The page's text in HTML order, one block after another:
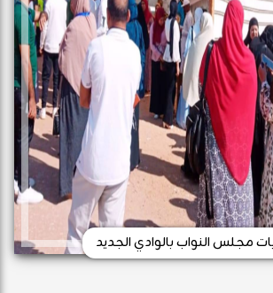
مجلس النواب بالوادي الجديد